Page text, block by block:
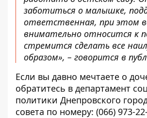
заботиться о малышке,
ответственная, при этом
внимательно относится к
стремится сделать все
образом», – говорится в
Если вы давно мечтаете о
обратитесь в департамент
политики Днепровского
совета по номеру: (066) 973-